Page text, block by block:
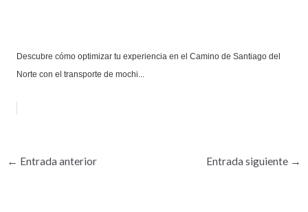
Descubre cómo optimizar tu experiencia en el Camino de Santiago del
Norte con el transporte de mochi...
← Entrada anterior Entrada siguiente →